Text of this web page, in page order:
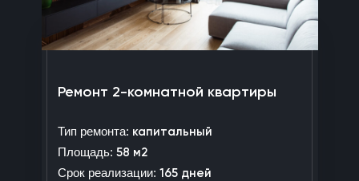
Ремонт 2-комнатной квартиры
Тип ремонта: капитальный
Площадь: 58 м2
Срок реализации: 165 дней